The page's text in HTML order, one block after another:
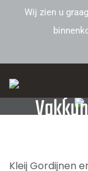
Wij zien u
Kleij
Kleij Gordijnen